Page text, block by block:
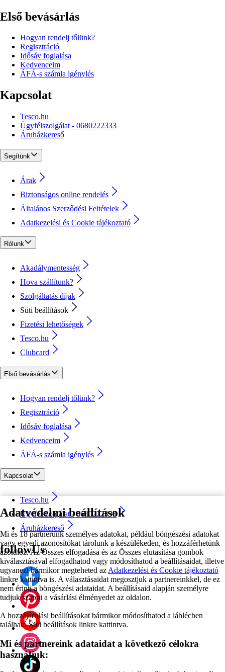
Adatvédelmi beállítások
Mi és 18 partnerünk személyes adatokat, például böngészési adatokat
vagy egyedi azonosítókat tárolunk a készülékeden, és hozzáférhetünk
azokhoz. Az Összes elfogadása és az Összes elutasítása gombok
kiválasztásával elfogadhatod vagy módosíthatod a beállításaidat, illetve
ugyanezt bármikor megteheted az Adatkezelési és Cookie tájékoztató
linkre kattintva is. A választásaidat megosztjuk a partnereinkkel, de ez
nem érinti a böngészési adataidat. A beállításaid alapján személyre
tudjuk szabni a vásárlási élményedet az oldalon.
A hozzájárulási beállításokat bármikor módosíthatod a láblécben
található Süti beállítások linkre kattintva.
Mi és partnereink adataidat a következő célokra
használjuk:
Első bevásárlás
Hogyan rendelj tőlünk?
Regisztráció
Idősáv foglalása
Kedvenceim
ÁFÁ-s számla igénylés
Kapcsolat
Tesco.hu
Ügyfélszolgálat - 0680222333
Áruházkereső
Segítünk
Árak
Biztonságos online rendelés
Általános Szerződési Feltételek
Adatkezelési és Cookie tájékoztató
Rólunk
Akadálymentesség
Hova szállítunk?
Szolgáltatás díjak
Süti beállítások
Fizetési lehetőségek
Tesco.hu
Clubcard
Első bevásárlás
Hogyan rendelj tőlünk?
Regisztráció
Idősáv foglalása
Kedvenceim
ÁFÁ-s számla igénylés
Kapcsolat
Tesco.hu
Ügyfélszolgálat - 0680222333
Áruházkereső
followUs